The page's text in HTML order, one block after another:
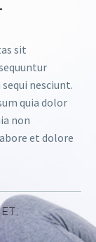
sit
nesciunt.
quia dolor
non
et dolore